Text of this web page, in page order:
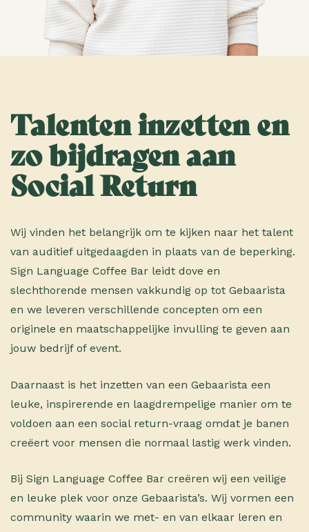
Talenten inzetten en
zo bijdragen aan
Social Return
Wij vinden het belangrijk om te kijken naar het talent
van auditief uitgedaagden in plaats van de beperking.
Sign Language Coffee Bar leidt dove en
slechthorende mensen vakkundig op tot Gebaarista
en we leveren verschillende concepten om een
originele en maatschappelijke invulling te geven aan
jouw bedrijf of event.
Daarnaast is het inzetten van een Gebaarista een
leuke, inspirerende en laagdrempelige manier om te
voldoen aan een social return-vraag omdat je banen
creëert voor mensen die normaal lastig werk vinden.
Bij Sign Language Coffee Bar creëren wij een veilige
en leuke plek voor onze Gebaarista’s. Wij vormen een
community waarin we met- en van elkaar leren en